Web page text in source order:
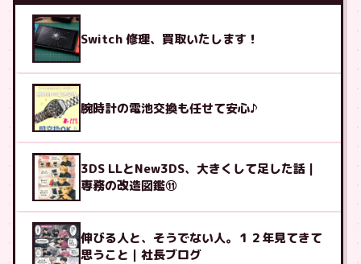
Switch 修理、買取いたします！
腕時計の電池交換も任せて安心♪
3DS LLとNew3DS、大きくして足した話｜
専務の改造図鑑⑪
伸びる人と、そうでない人。１２年見てきて
思うこと｜社長ブログ